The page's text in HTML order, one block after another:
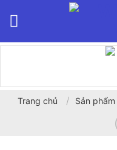
Trang chủ / Sản phẩm